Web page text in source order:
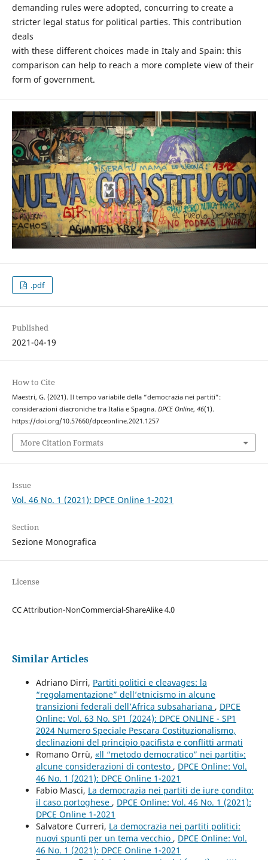
demanding rules were adopted, concurring to create a
stricter legal status for political parties. This contribution
deals
with these different choices made in Italy and Spain: this
comparison can help to reach a more complete view of their
form of government.
.pdf
Published
2021-04-19
How to Cite
Maestri, G. (2021). Il tempo variabile della “democrazia nei partiti”:
considerazioni diacroniche tra Italia e Spagna. DPCE Online, 46(1).
https://doi.org/10.57660/dpceonline.2021.1257
More Citation Formats
Issue
Vol. 46 No. 1 (2021): DPCE Online 1-2021
Section
Sezione Monografica
License
CC Attribution-NonCommercial-ShareAlike 4.0
Similar Articles
Adriano Dirri, Partiti politici e cleavages: la
“regolamentazione” dell’etnicismo in alcune
transizioni federali dell’Africa subsahariana , DPCE
Online: Vol. 63 No. SP1 (2024): DPCE ONLINE - SP1
2024 Numero Speciale Pescara Costituzionalismo,
declinazioni del principio pacifista e conflitti armati
Romano Orrù, «ll “metodo democratico” nei partiti»:
alcune considerazioni di contesto , DPCE Online: Vol.
46 No. 1 (2021): DPCE Online 1-2021
Fabio Masci, La democrazia nei partiti de iure condito:
il caso portoghese , DPCE Online: Vol. 46 No. 1 (2021):
DPCE Online 1-2021
Salvatore Curreri, La democrazia nei partiti politici:
nuovi spunti per un tema vecchio , DPCE Online: Vol.
46 No. 1 (2021): DPCE Online 1-2021